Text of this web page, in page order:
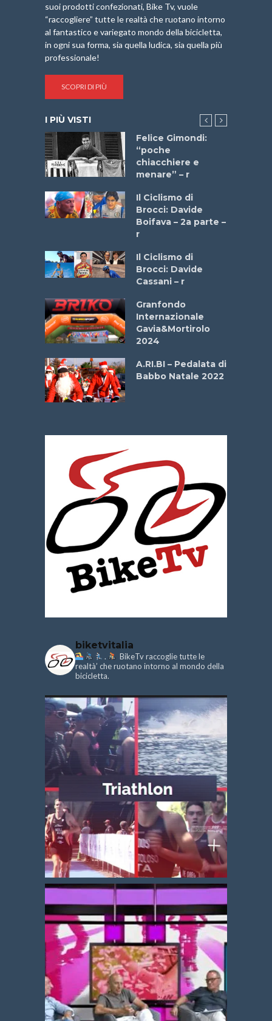
suoi prodotti confezionati, Bike Tv, vuole
“raccogliere” tutte le realtà che ruotano intorno
al fantastico e variegato mondo della bicicletta,
in ogni sua forma, sia quella ludica, sia quella più
professionale!
SCOPRI DI PIÙ
I PIÙ VISTI
Felice Gimondi:
“poche
chiacchiere e
menare” – r
Il Ciclismo di
Brocci: Davide
Boifava – 2a parte –
r
Il Ciclismo di
Brocci: Davide
Cassani – r
Granfondo
Internazionale
Gavia&Mortirolo
2024
A.RI.BI – Pedalata di
Babbo Natale 2022
biketvitalia
.
BikeTv raccoglie tutte le
realtà’ che ruotano intorno al mondo della
bicicletta.